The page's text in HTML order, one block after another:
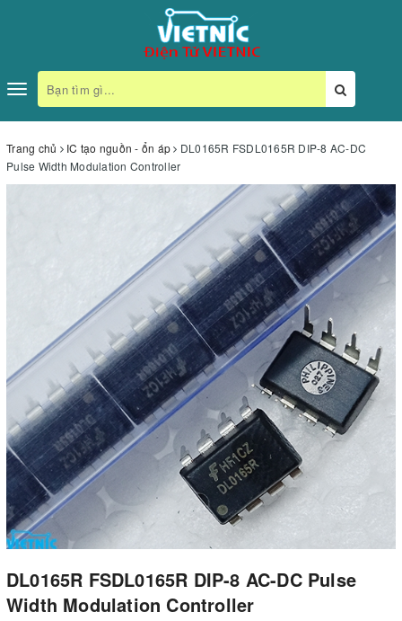
Toggle
navigation
Trang chủ IC tạo nguồn - ổn áp
DL0165R FSDL0165R DIP-8 AC-DC
Pulse Width Modulation Controller
DL0165R FSDL0165R DIP-8 AC-DC Pulse
Width Modulation Controller